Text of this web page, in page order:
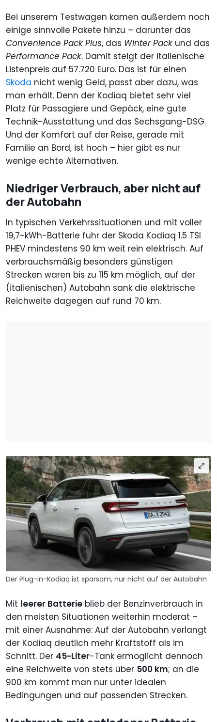
Bei unserem Testwagen kamen außerdem noch
einige sinnvolle Pakete hinzu – darunter das
Convenience Pack Plus, das Winter Pack und das
Performance Pack. Damit steigt der italienische
Listenpreis auf 57.720 Euro. Das ist für einen
Skoda nicht wenig Geld, passt aber dazu, was
man erhält. Denn der Kodiaq bietet sehr viel
Platz für Passagiere und Gepäck, eine gute
Technik-Ausstattung und das Sechsgang-DSG.
Und der Komfort auf der Reise, gerade mit
Familie an Bord, ist hoch – hier gibt es nur
wenige echte Alternativen.
Niedriger Verbrauch, aber nicht auf
der Autobahn
In typischen Verkehrssituationen und mit voller
19,7-kWh-Batterie fuhr der Skoda Kodiaq 1.5 TSI
PHEV mindestens 90 km weit rein elektrisch. Auf
verbrauchsmäßig besonders günstigen
Strecken waren bis zu 115 km möglich, auf der
(italienischen) Autobahn sank die elektrische
Reichweite dagegen auf rund 70 km.
Der Plug-in-Kodiaq ist sparsam, nur nicht auf der Autobahn
Mit leerer Batterie blieb der Benzinverbrauch in
den meisten Situationen weiterhin moderat –
mit einer Ausnahme: Auf der Autobahn verlangt
der Kodiaq deutlich mehr Kraftstoff als im
Schnitt. Der 45-Liter-Tank ermöglicht dennoch
eine Reichweite von stets über 500 km; an die
900 km kommt man nur unter idealen
Bedingungen und auf passenden Strecken.